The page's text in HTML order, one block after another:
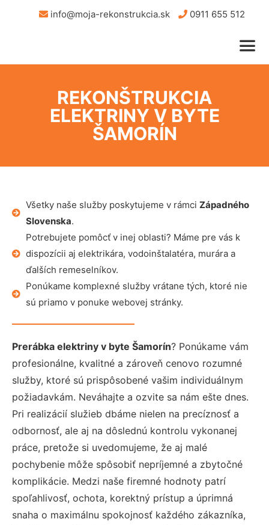
info@moja-rekonstrukcia.sk 0911 655 512
REKONŠTRUKCIA
ELEKTRINY V BYTE
ŠAMORÍN
Všetky naše služby poskytujeme v rámci Západného
Slovenska.
Potrebujete pomôcť v inej oblasti? Máme pre vás k
dispozícii aj elektrikára, vodoinštalatéra, murára a
ďalších remeselníkov.
Ponúkame komplexné služby vrátane tých, ktoré nie
sú priamo v ponuke webovej stránky.
Prerábka elektriny v byte Šamorín? Ponúkame vám
profesionálne, kvalitné a zároveň cenovo rozumné
služby, ktoré sú prispôsobené vašim individuálnym
požiadavkám. Neváhajte a ozvite sa nám ešte dnes.
Pri realizácií služieb dbáme nielen na precíznosť a
odbornosť, ale aj na dôslednú kontrolu vykonanej
práce, pretože si uvedomujeme, že aj malé
pochybenie môže spôsobiť nepríjemné a zbytočné
komplikácie. Medzi naše firemné hodnoty patrí
spoľahlivosť, ochota, korektný prístup a úprimná
snaha o maximálnu spokojnosť každého zákazníka,